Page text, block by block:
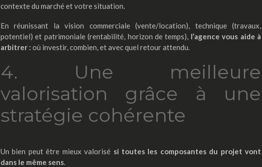
contexte du marché et votre situation.
En réunissant la vision commerciale (vente/location), technique (travaux,
potentiel) et patrimoniale (rentabilité, horizon de temps), l’agence vous aide à
arbitrer : où investir, combien, et avec quel retour attendu.
4. Une meilleure
valorisation grâce à une
stratégie cohérente
Un bien peut être mieux valorisé si toutes les composantes du projet vont
dans le même sens.